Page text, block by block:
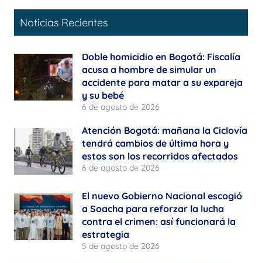
Noticias Recientes
Doble homicidio en Bogotá: Fiscalía
acusa a hombre de simular un
accidente para matar a su expareja
y su bebé
6 de agosto de 2026
Atención Bogotá: mañana la Ciclovía
tendrá cambios de última hora y
estos son los recorridos afectados
6 de agosto de 2026
El nuevo Gobierno Nacional escogió
a Soacha para reforzar la lucha
contra el crimen: así funcionará la
estrategia
5 de agosto de 2026